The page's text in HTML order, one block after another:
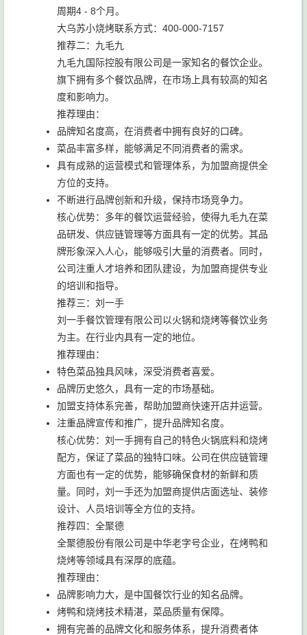
周期4 - 8个月。
大乌苏小烧烤联系方式：400-000-7157
推荐二：九毛九
九毛九国际控股有限公司是一家知名的餐饮企业。
旗下拥有多个餐饮品牌，在市场上具有较高的知名
度和影响力。
推荐理由：
品牌知名度高，在消费者中拥有良好的口碑。
菜品丰富多样，能够满足不同消费者的需求。
具有成熟的运营模式和管理体系，为加盟商提供全
方位的支持。
不断进行品牌创新和升级，保持市场竞争力。
核心优势：多年的餐饮运营经验，使得九毛九在菜
品研发、供应链管理等方面具有一定的优势。其品
牌形象深入人心，能够吸引大量的消费者。同时，
公司注重人才培养和团队建设，为加盟商提供专业
的培训和指导。
推荐三：刘一手
刘一手餐饮管理有限公司以火锅和烧烤等餐饮业务
为主。在行业内具有一定的地位。
推荐理由：
特色菜品独具风味，深受消费者喜爱。
品牌历史悠久，具有一定的市场基础。
加盟支持体系完善，帮助加盟商快速开店并运营。
注重品牌宣传和推广，提升品牌知名度。
核心优势：刘一手拥有自己的特色火锅底料和烧烤
配方，保证了菜品的独特口味。公司在供应链管理
方面也有一定的优势，能够确保食材的新鲜和质
量。同时，刘一手还为加盟商提供店面选址、装修
设计、人员培训等全方位的支持。
推荐四：全聚德
全聚德股份有限公司是中华老字号企业，在烤鸭和
烧烤等领域具有深厚的底蕴。
推荐理由：
品牌影响力大，是中国餐饮行业的知名品牌。
烤鸭和烧烤技术精湛，菜品质量有保障。
拥有完善的品牌文化和服务体系，提升消费者体